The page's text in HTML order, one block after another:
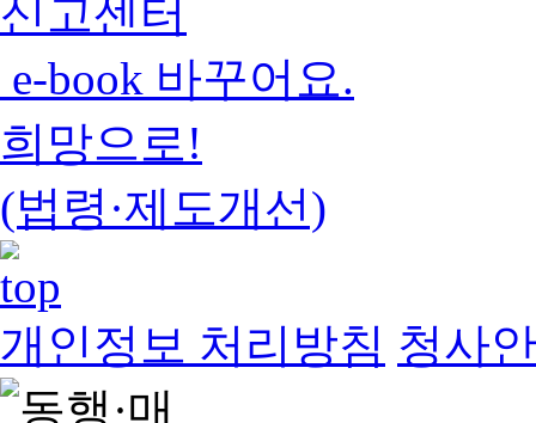
신고센터
e-book 바꾸어요.
희망으로!
(법령·제도개선)
개인정보 처리방침 청사